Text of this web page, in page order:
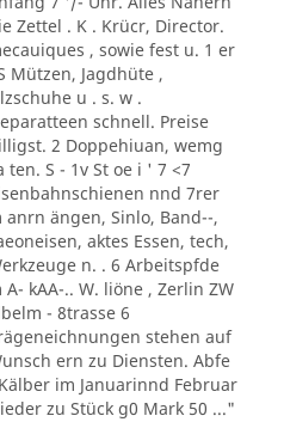
Zettel . K . Krücr, Director.
, sowie fest u. 1 er
Mützen, Jagdhüte ,
u . s. w .
schnell. Preise
2 Doppehiuan, wemg
ten. S - 1v St oe i ' 7 <7
nnd 7rer
anrn ängen, Sinlo, Band--,
aktes Essen, tech,
n. . 6 Arbeitspfde
A- kAA-.. W. liöne , Zerlin ZW
- 8trasse 6
stehen auf
ern zu Diensten. Abfe
im Januarinnd Februar
zu Stück g0 Mark 50 ..."